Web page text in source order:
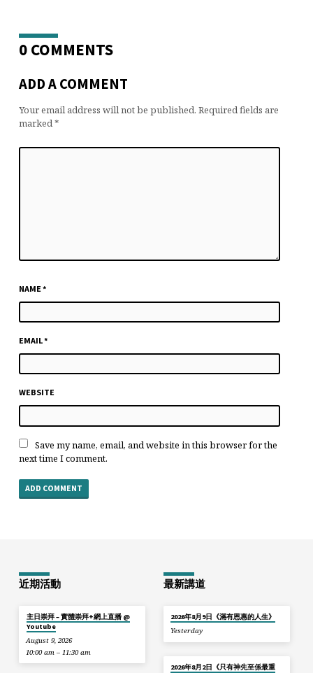
0 COMMENTS
ADD A COMMENT
Your email address will not be published. Required fields are
marked*
NAME *
EMAIL*
WEBSITE
Save my name, email, and website in this browser for the
next time I comment.
近期活動
主日崇拜 – 實體崇拜+網上直播 @
Youtube
August 9, 2026
10:00 am – 11:30 am
最新講道
2026年8月9日《滿有恩惠的人生》
Yesterday
2026年8月2日《只有神先至係最重